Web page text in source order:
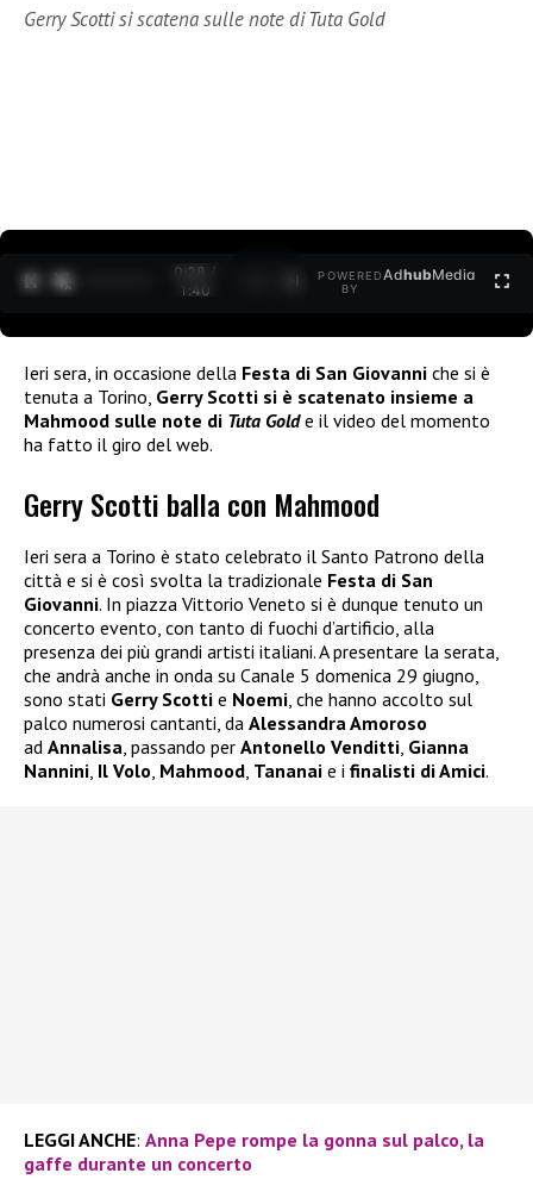
Gerry Scotti si scatena sulle note di Tuta Gold
0:29 /
1:40
POWERED
BY
AdhubMedia
Ieri sera, in occasione della Festa di San Giovanni che si è
tenuta a Torino, Gerry Scotti si è scatenato insieme a
Mahmood sulle note di Tuta Golde il video del momento
ha fatto il giro del web.
Gerry Scotti balla con Mahmood
Ieri sera a Torino è stato celebrato il Santo Patrono della
città e si è così svolta la tradizionale Festa di San
Giovanni. In piazza Vittorio Veneto si è dunque tenuto un
concerto evento, con tanto di fuochi d’artificio, alla
presenza dei più grandi artisti italiani. A presentare la serata,
che andrà anche in onda su Canale 5 domenica 29 giugno,
sono stati Gerry Scotti e Noemi, che hanno accolto sul
palco numerosi cantanti, da Alessandra Amoroso
ad Annalisa, passando per Antonello Venditti, Gianna
Nannini, Il Volo, Mahmood, Tananai e i finalisti di Amici.
LEGGI ANCHE: Anna Pepe rompe la gonna sul palco, la
gaffe durante un concerto